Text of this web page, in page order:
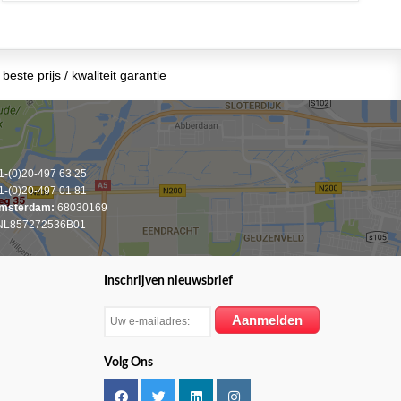
prijs / kwaliteit garantie
(0)20-497 63 25
(0)20-497 01 81
68030169
Inschrijven nieuwsbrief
Volg Ons